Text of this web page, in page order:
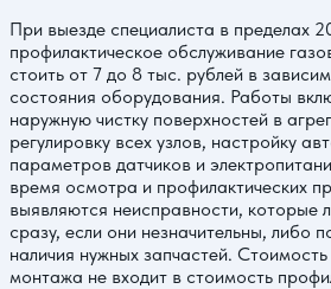
При выезде специалиста в пределах
профилактическое обслуживание
стоить от 7 до 8 тыс. рублей в
состояния оборудования. Работы
наружную чистку поверхностей в
регулировку всех узлов, настройку
параметров датчиков и
время осмотра и профилактических
выявляются неисправности, которые
сразу, если они незначительны, либо
наличия нужных запчастей.
монтажа не входит в стоимость